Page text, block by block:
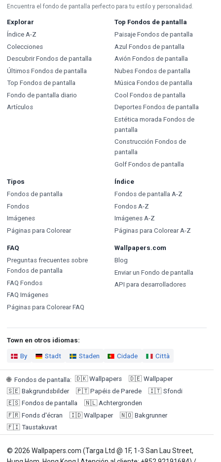
Encuentra el fondo de pantalla perfecto para tu estilo y personalidad.
Explorar
Índice A-Z
Colecciones
Descubrir Fondos de pantalla
Últimos Fondos de pantalla
Top Fondos de pantalla
Fondo de pantalla diario
Artículos
Top Fondos de pantalla
Paisaje Fondos de pantalla
Azul Fondos de pantalla
Avión Fondos de pantalla
Nubes Fondos de pantalla
Música Fondos de pantalla
Cool Fondos de pantalla
Deportes Fondos de pantalla
Estética morada Fondos de
pantalla
Construcción Fondos de
pantalla
Golf Fondos de pantalla
Tipos
Fondos de pantalla
Fondos
Imágenes
Páginas para Colorear
Índice
Fondos de pantalla A-Z
Fondos A-Z
Imágenes A-Z
Páginas para Colorear A-Z
FAQ
Preguntas frecuentes sobre
Fondos de pantalla
FAQ Fondos
FAQ Imágenes
Páginas para Colorear FAQ
Wallpapers.com
Blog
Enviar un Fondo de pantalla
API para desarrolladores
Town en otros idiomas:
By Stadt Staden Cidade Città
🌐 Fondos de pantalla: 🇩🇰 Wallpapers 🇩🇪 Wallpaper
🇸🇪 Bakgrundsbilder 🇵🇹 Papéis de Parede 🇮🇹 Sfondi
🇪🇸 Fondos de pantalla 🇳🇱 Achtergronden
🇫🇷 Fonds d'écran 🇮🇩 Wallpaper 🇳🇴 Bakgrunner
🇫🇮 Taustakuvat
© 2026 Wallpapers.com (Targa Ltd @ 1F, 1-3 San Lau Street,